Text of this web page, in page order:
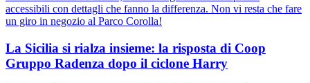
accessibili con dettagli che fanno la differenza. Non vi resta che fare
un giro in negozio al Parco Corolla!
La Sicilia si rialza insieme: la risposta di Coop
Gruppo Radenza dopo il ciclone Harry